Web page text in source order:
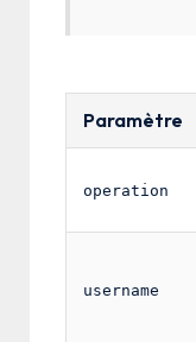
Paramètre
operation
username